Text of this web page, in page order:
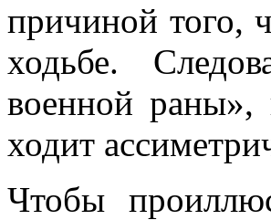
причиной того,
ходьбе.
военной
ходит
Чтобы